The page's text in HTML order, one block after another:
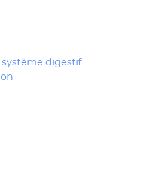
digestif